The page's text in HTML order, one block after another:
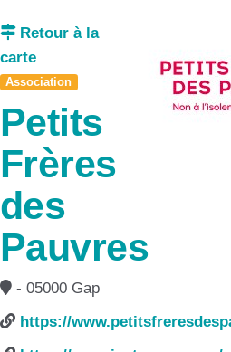
Retour à la
carte
Association
Petits
Frères
des
Pauvres
- 05000 Gap
https://